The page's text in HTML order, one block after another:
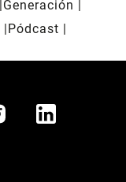
Generación
Pódcast